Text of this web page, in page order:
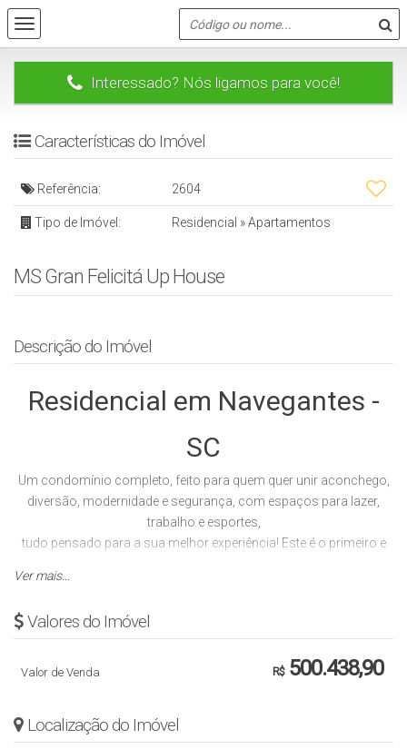
Interessado? Nós ligamos para você!
Características do Imóvel
Referência: 2604
Tipo de Imóvel: Residencial »Apartamentos
MS Gran Felicitá Up House
Descrição do Imóvel
Residencial em Navegantes -
SC
Um condomínio completo, feito para quem quer unir aconchego,
diversão, modernidade e segurança, com espaços para lazer,
trabalho e esportes,
tudo pensado para a sua melhor experiência! Este é o primeiro e
Registro de Incorporação: R.6-7.437
Piscina com prainha
Ver mais...
Valores do Imóvel
R$500.438,90
Valor de Venda
Localização do Imóvel